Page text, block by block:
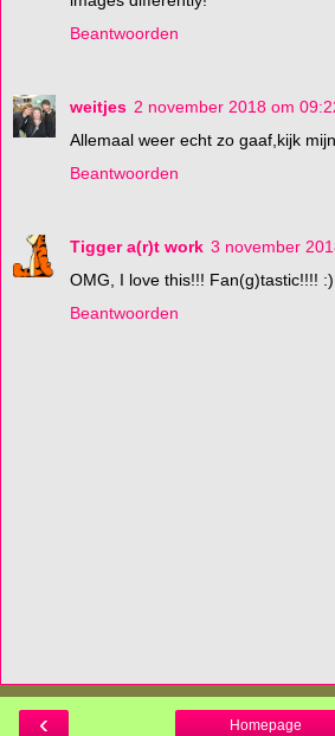
Beantwoorden
weitjes 2 november 2018 om
Allemaal weer echt zo gaaf,kijk
Beantwoorden
Tigger a(r)t work 3 november
OMG, I love this!!! Fan(g)tastic!!!! :)
Beantwoorden
‹ Homepage